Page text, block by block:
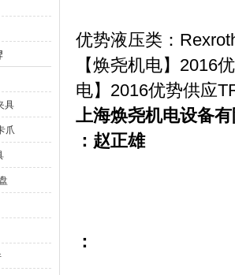
具
爪
优势液压类：
【焕尧机电】2016
电】2016优势供应
上海焕尧机电设备
：赵正雄
：